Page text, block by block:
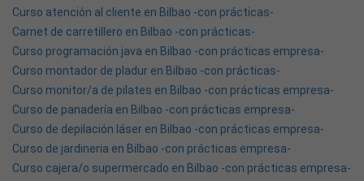
Curso atención al cliente en Bilbao -con prácticas-
Carnet de carretillero en Bilbao -con prácticas-
Curso programación java en Bilbao -con prácticas empresa-
Curso montador de pladur en Bilbao -con prácticas-
Curso monitor/a de pilates en Bilbao -con prácticas empresa-
Curso de panadería en Bilbao -con prácticas empresa-
Curso de depilación láser en Bilbao -con prácticas empresa-
Curso de jardineria en Bilbao -con prácticas empresa-
Curso cajera/o supermercado en Bilbao -con prácticas empresa-